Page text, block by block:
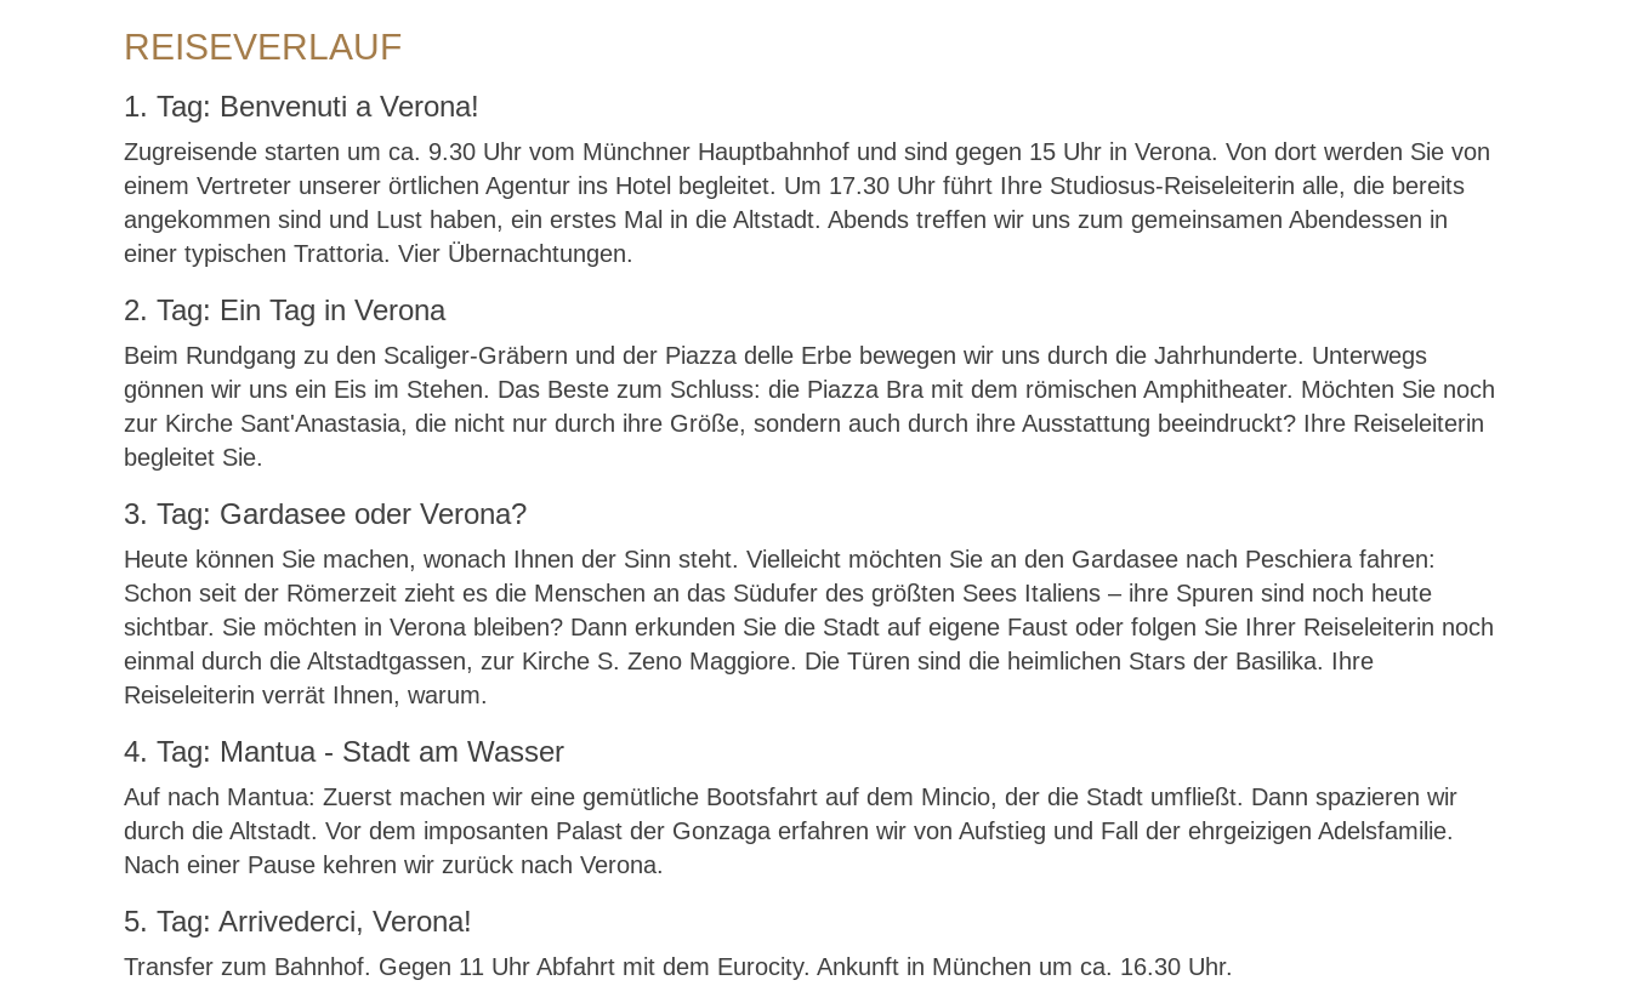
REISEVERLAUF
1. Tag: Benvenuti a Verona!
Zugreisende starten um ca. 9.30 Uhr vom Münchner Hauptbahnhof und sind gegen 15 Uhr in Verona. Von dort werden Sie von
einem Vertreter unserer örtlichen Agentur ins Hotel begleitet. Um 17.30 Uhr führt Ihre Studiosus-Reiseleiterin alle, die bereits
angekommen sind und Lust haben, ein erstes Mal in die Altstadt. Abends treffen wir uns zum gemeinsamen Abendessen in
einer typischen Trattoria. Vier Übernachtungen.
2. Tag: Ein Tag in Verona
Beim Rundgang zu den Scaliger-Gräbern und der Piazza delle Erbe bewegen wir uns durch die Jahrhunderte. Unterwegs
gönnen wir uns ein Eis im Stehen. Das Beste zum Schluss: die Piazza Bra mit dem römischen Amphitheater. Möchten Sie noch
zur Kirche Sant'Anastasia, die nicht nur durch ihre Größe, sondern auch durch ihre Ausstattung beeindruckt? Ihre Reiseleiterin
begleitet Sie.
3. Tag: Gardasee oder Verona?
Heute können Sie machen, wonach Ihnen der Sinn steht. Vielleicht möchten Sie an den Gardasee nach Peschiera fahren:
Schon seit der Römerzeit zieht es die Menschen an das Südufer des größten Sees Italiens – ihre Spuren sind noch heute
sichtbar. Sie möchten in Verona bleiben? Dann erkunden Sie die Stadt auf eigene Faust oder folgen Sie Ihrer Reiseleiterin noch
einmal durch die Altstadtgassen, zur Kirche S. Zeno Maggiore. Die Türen sind die heimlichen Stars der Basilika. Ihre
Reiseleiterin verrät Ihnen, warum.
4. Tag: Mantua - Stadt am Wasser
Auf nach Mantua: Zuerst machen wir eine gemütliche Bootsfahrt auf dem Mincio, der die Stadt umfließt. Dann spazieren wir
durch die Altstadt. Vor dem imposanten Palast der Gonzaga erfahren wir von Aufstieg und Fall der ehrgeizigen Adelsfamilie.
Nach einer Pause kehren wir zurück nach Verona.
5. Tag: Arrivederci, Verona!
Transfer zum Bahnhof. Gegen 11 Uhr Abfahrt mit dem Eurocity. Ankunft in München um ca. 16.30 Uhr.